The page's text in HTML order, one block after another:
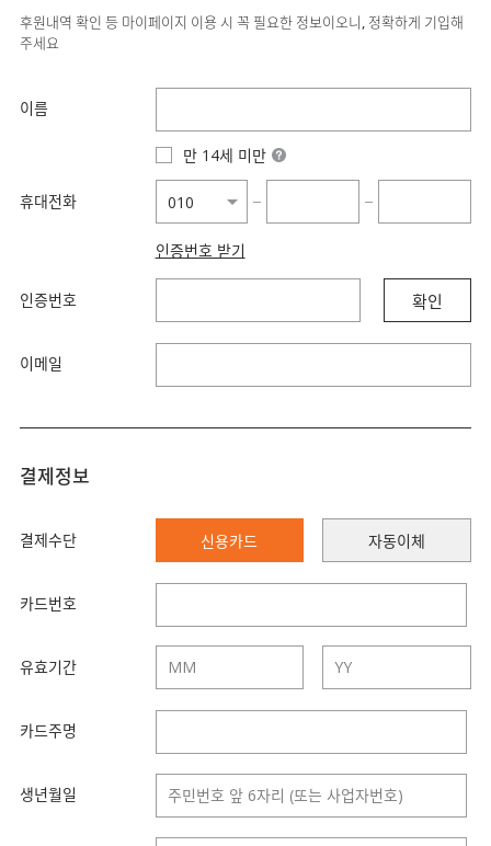
후원내역 확인 등 마이페이지 이용 시 꼭 필요한 정보이오니, 정확하게 기입해
주세요
이름
만 14세 미만
휴대전화 − −
인증번호 받기
인증번호 확인
이메일
결제정보
결제수단 신용카드 자동이체
카드번호
유효기간
카드주명
생년월일